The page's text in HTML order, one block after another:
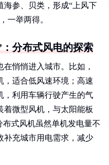
参、贝类，形成“上风下
一举两得。
分布式风电的探索
悄悄进入城市。比如，
，适合低风速环境；高速
，利用车辆行驶产生的气
着微型风机，与太阳能板
布式风机虽然单机发电量不
补充城市用电需求，减少